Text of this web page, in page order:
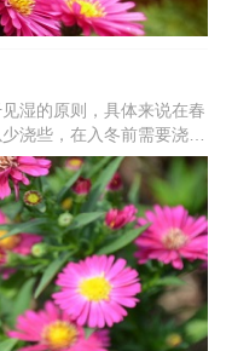
湿的原则，具体来说在春
浇些，在入冬前需要浇一